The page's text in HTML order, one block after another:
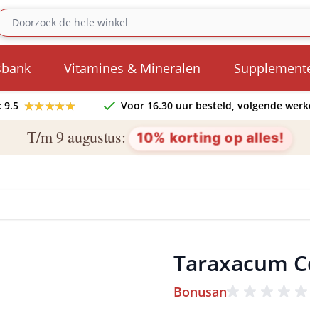
Vitamines & Mineralen
9.5 ★★★★★
★★★★★ Voor 16.30 uur besteld, volgende
T/m 9 augustus: 10% korting op alles!
Taraxacum
Bonusan